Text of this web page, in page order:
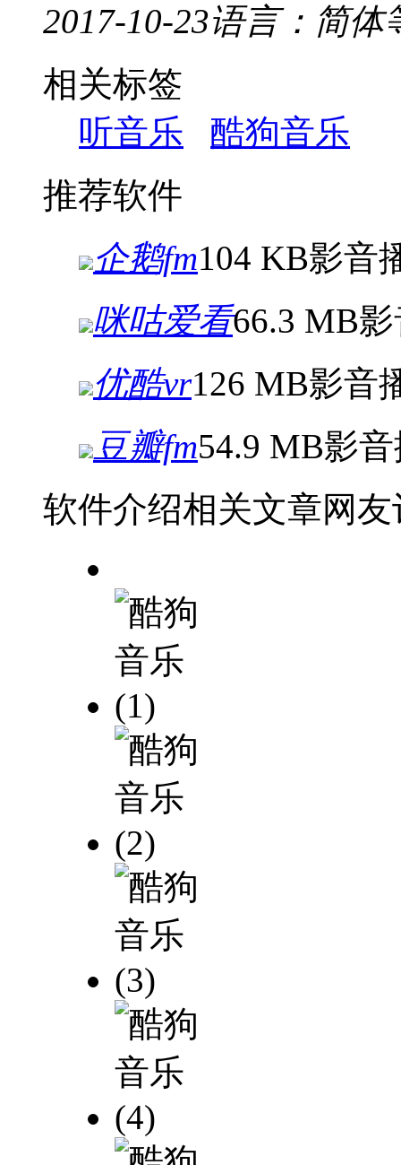
2017-10-23语言：简体
相关标签
听音乐
酷狗音乐
推荐软件
企鹅fm104 KB影音
咪咕爱看66.3 MB
优酷vr126 MB影音
豆瓣fm54.9 MB影
软件介绍相关文章网